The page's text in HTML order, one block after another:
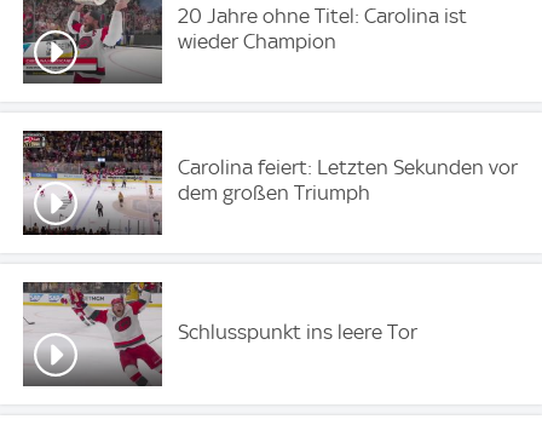
20 Jahre ohne Titel: Carolina ist
wieder Champion
Carolina feiert: Letzten Sekunden vor
dem großen Triumph
Schlusspunkt ins leere Tor